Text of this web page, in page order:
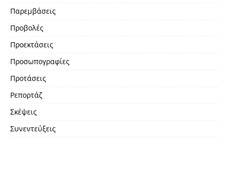
Παρεμβάσεις
Προβολές
Προεκτάσεις
Προσωπογραφίες
Προτάσεις
Ρεπορτάζ
Σκέψεις
Συνεντεύξεις